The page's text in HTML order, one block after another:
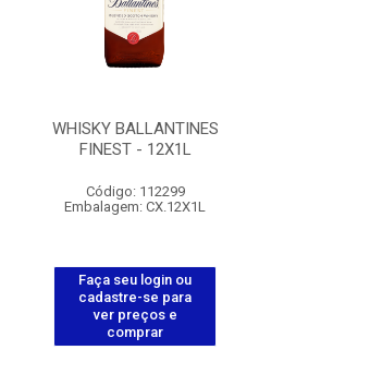
WHISKY BALLANTINES
FINEST - 12X1L
Código: 112299
Embalagem: CX.12X1L
Faça seu login ou
cadastre-se para
ver preços e
comprar